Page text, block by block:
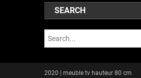
SEARCH
2020 meuble tv hauteur 80 cm